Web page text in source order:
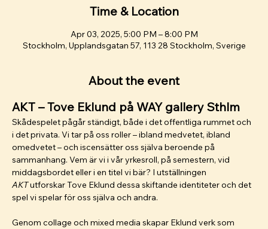
Time & Location
Apr 03, 2025, 5:00 PM – 8:00 PM
Stockholm, Upplandsgatan 57, 113 28 Stockholm, Sverige
About the event
AKT – Tove Eklund på WAY gallery Sthlm
Skådespelet pågår ständigt, både i det offentliga rummet och
i det privata. Vi tar på oss roller – ibland medvetet, ibland
omedvetet – och iscensätter oss själva beroende på
sammanhang. Vem är vi i vår yrkesroll, på semestern, vid
middagsbordet eller i en titel vi bär? I utställningen
AKT utforskar Tove Eklund dessa skiftande identiteter och det
spel vi spelar för oss själva och andra.
Genom collage och mixed media skapar Eklund verk som